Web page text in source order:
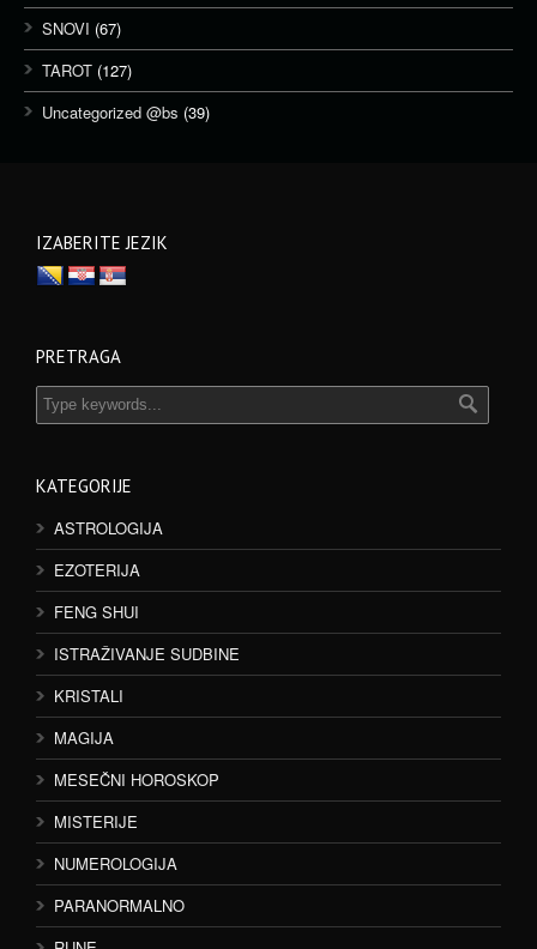
SNOVI (67)
TAROT (127)
Uncategorized @bs (39)
IZABERITE JEZIK
PRETRAGA
KATEGORIJE
ASTROLOGIJA
EZOTERIJA
FENG SHUI
ISTRAŽIVANJE SUDBINE
KRISTALI
MAGIJA
MESEČNI HOROSKOP
MISTERIJE
NUMEROLOGIJA
PARANORMALNO